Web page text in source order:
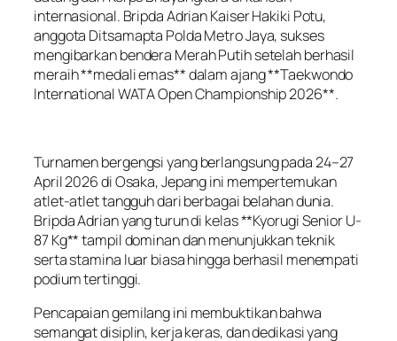
internasional. Bripda Adrian Kaiser Hakiki Potu,
anggota Ditsamapta Polda Metro Jaya, sukses
mengibarkan bendera Merah Putih setelah berhasil
meraih **medali emas** dalam ajang **Taekwondo
International WATA Open Championship 2026**.
Turnamen bergengsi yang berlangsung pada 24–27
April 2026 di Osaka, Jepang ini mempertemukan
atlet-atlet tangguh dari berbagai belahan dunia.
Bripda Adrian yang turun di kelas **Kyorugi Senior U-
87 Kg** tampil dominan dan menunjukkan teknik
serta stamina luar biasa hingga berhasil menempati
podium tertinggi.
Pencapaian gemilang ini membuktikan bahwa
semangat disiplin, kerja keras, dan dedikasi yang